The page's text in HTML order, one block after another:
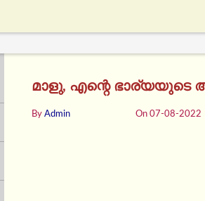
മാളു, എന്റെ ഭാര്യയുടെ
ByAdmin On 07-08-2022